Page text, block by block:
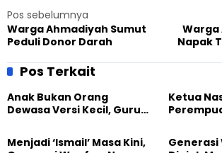
Pos sebelumnya
Warga Ahmadiyah Sumut
Peduli Donor Darah
Warga
Napak
Pos Terkait
Anak Bukan Orang
Dewasa Versi Kecil, Guru
Pendidikan BERLIAN
Ketua
Besar
Terbuka
Menjadi ‘Ismail’ Masa Kini,